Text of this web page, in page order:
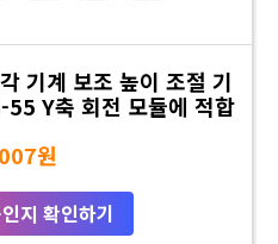
기계 보조 높이 조절 기
Y축 회전 모듈에 적합
원
지 확인하기